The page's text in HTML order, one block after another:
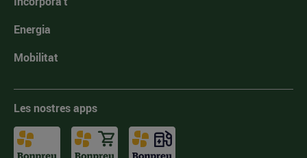
Energia
Mobilitat
Les nostres apps